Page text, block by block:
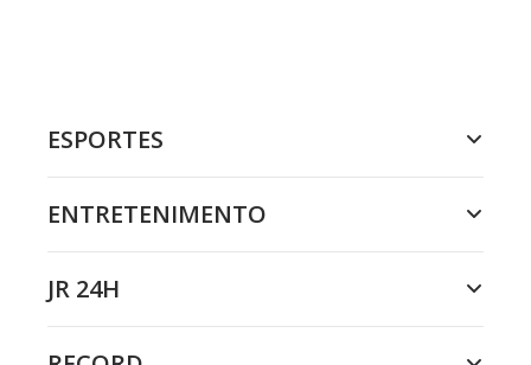
ESPORTES
ENTRETENIMENTO
JR 24H